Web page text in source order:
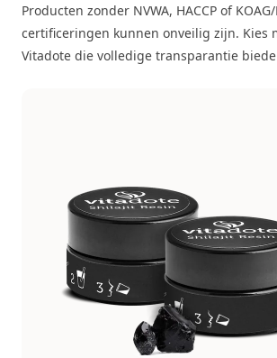
Producten zonder NVWA, HACCP of KOAG/
certificeringen kunnen onveilig zijn. Kies
Vitadote die volledige transparantie